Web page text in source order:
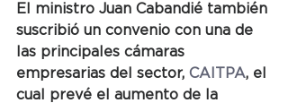
El ministro Juan Cabandié también
suscribió un convenio con una de
las principales cámaras
empresarias del sector, CAITPA, el
cual prevé el aumento de la